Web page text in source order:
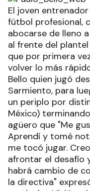
El joven
fútbol profesional,
abocarse de lleno
al frente del
que por primera
volver lo más
Bello quien jugó
Sarmiento, para
un periplo por
México)
agüero que "Me
Aprendí y tomé
me tocó jugar.
afrontar el desafío
habrá cambio de
la directiva"